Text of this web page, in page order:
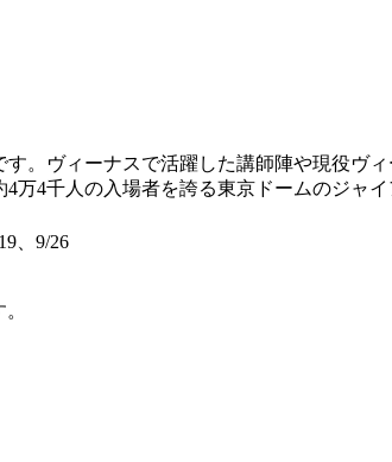
。ヴィーナスで活躍した講師陣や現役ヴ
4千人の入場者を誇る東京ドームのジャ
、9/26